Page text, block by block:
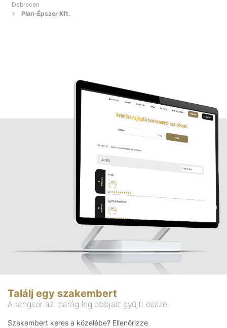
Debrecen
Plan-Épszer Kft.
Találj egy szakembert
A rangsor az iparág legjobbjait gyűjti össze
Szakembert keres a közelébe? Ellenőrizze